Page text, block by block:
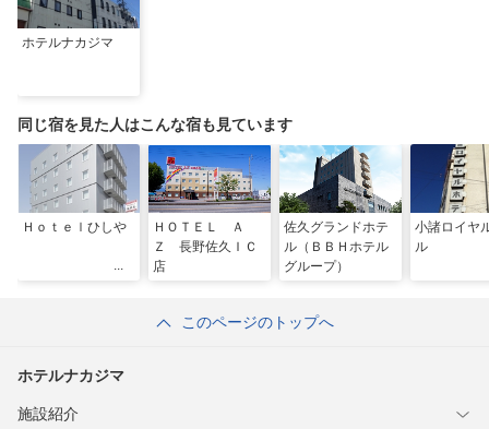
ホテルナカジマ
同じ宿を見た人はこんな宿も見ています
Ｈｏｔｅｌひしや
ＨＯＴＥＬ Ａ
Ｚ 長野佐久ＩＣ
店
佐久グランドホテ
ル（ＢＢＨホテル
グループ）
小諸ロイヤ
ル
このページのトップへ
ホテルナカジマ
施設紹介